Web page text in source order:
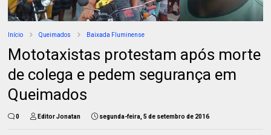
Início Queimados Baixada Fluminense
Mototaxistas protestam após morte
de colega e pedem segurança em
Queimados
0 Editor Jonatan segunda-feira, 5 de setembro de 2016